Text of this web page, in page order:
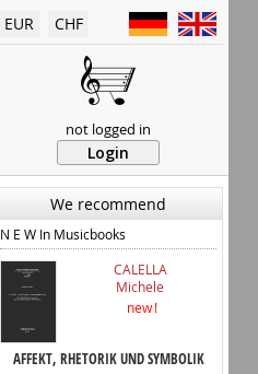
EUR CHF
not logged in
Login
We recommend
N E W In Musicbooks
CALELLA
Michele
new !
AFFEKT, RHETORIK UND SYMBOLIK